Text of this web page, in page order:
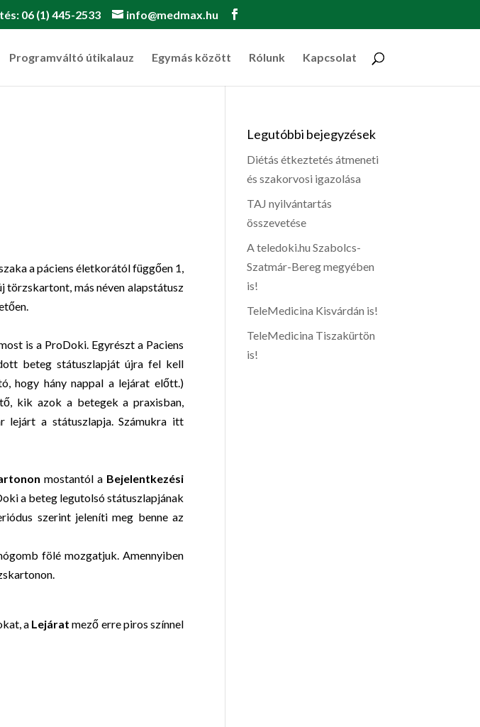
06 (1) 445-2533 info@medmax.hu
Programváltó útikalauz Egymás között Rólunk Kapcsolat
a páciens életkorától függően 1,
törzskartont, más néven alapstátusz
is a ProDoki. Egyrészt a Paciens
beteg státuszlapját újra fel kell
hogy hány nappal a lejárat előtt.)
kik azok a betegek a praxisban,
lejárt a státuszlapja. Számukra itt
mostantól a Bejelentkezési
a beteg legutolsó státuszlapjának
szerint jeleníti meg benne az
fölé mozgatjuk. Amennyiben
a Lejárat mező erre piros színnel
Legutóbbi bejegyzések
Diétás étkeztetés átmeneti
és szakorvosi igazolása
TAJ nyilvántartás
összevetése
A teledoki.hu Szabolcs-
Szatmár-Bereg megyében
is!
TeleMedicina Kisvárdán is!
TeleMedicina Tiszakürtön
is!